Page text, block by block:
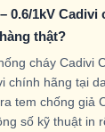
0.6/1kV
thật?
cháy Cadivi
chính hãng tại
tem chống giả
số kỹ thuật in